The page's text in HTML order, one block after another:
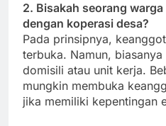
2. Bisakah seorang
dengan koperasi desa?
Pada prinsipnya,
terbuka. Namun,
domisili atau unit kerja.
mungkin membuka
jika memiliki kepentingan